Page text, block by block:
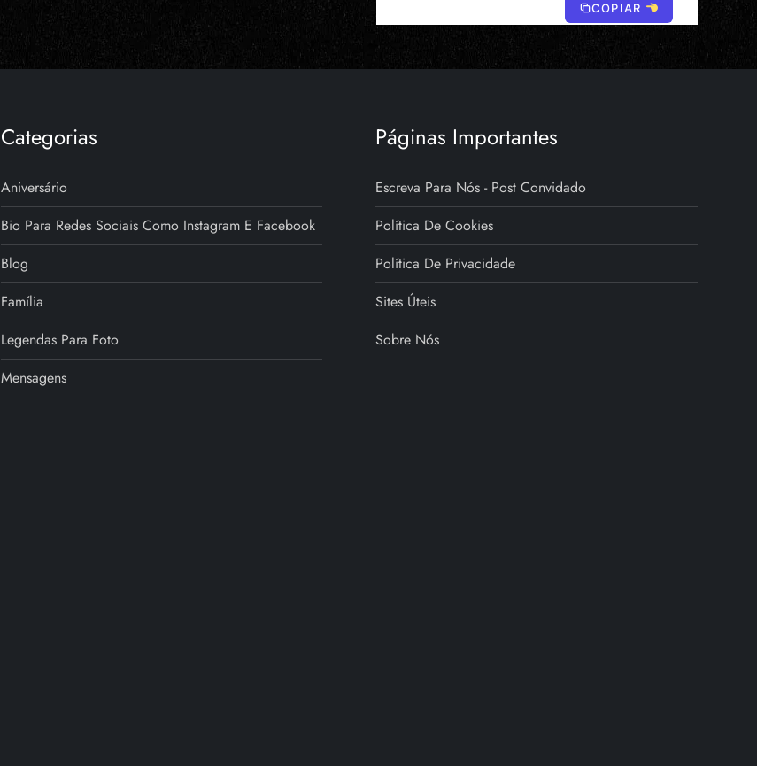
COPIAR
Categorias
Aniversário
Bio Para Redes Sociais Como Instagram E Facebook
Blog
Família
Legendas Para Foto
Mensagens
Páginas Importantes
Escreva Para Nós - Post Convidado
Política De Cookies
Política De Privacidade
Sites Úteis
Sobre Nós